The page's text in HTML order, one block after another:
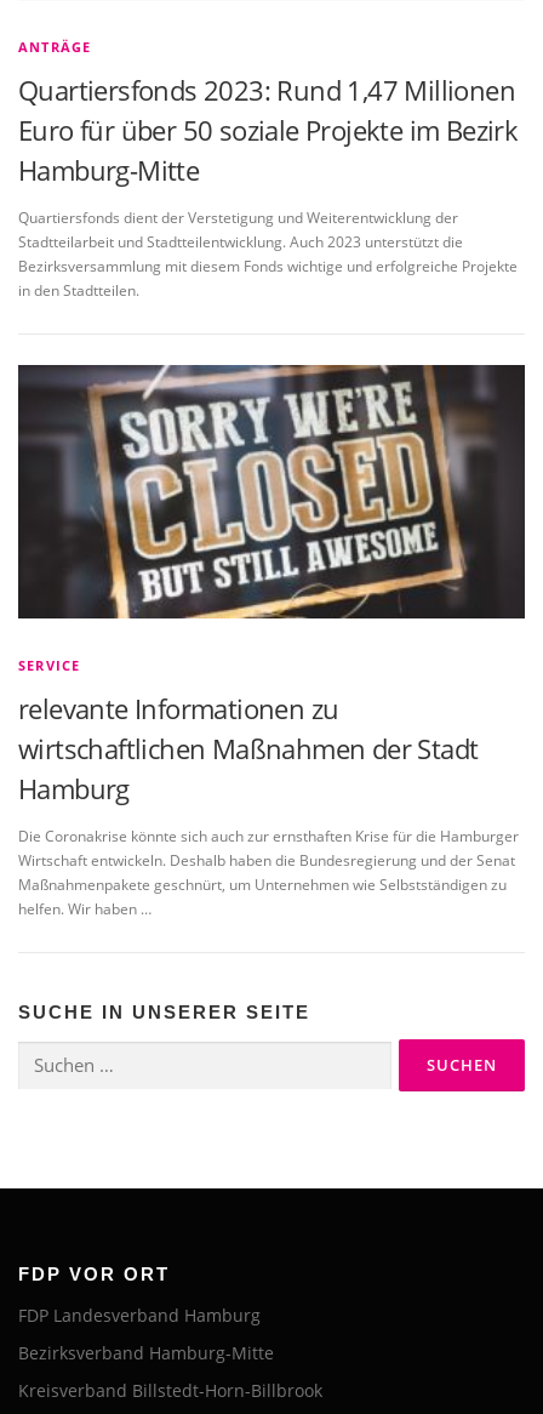
ANTRÄGE
Quartiersfonds 2023: Rund 1,47 Millionen
Euro für über 50 soziale Projekte im Bezirk
Hamburg-Mitte
Quartiersfonds dient der Verstetigung und Weiterentwicklung der
Stadtteilarbeit und Stadtteilentwicklung. Auch 2023 unterstützt die
Bezirksversammlung mit diesem Fonds wichtige und erfolgreiche Projekte
in den Stadtteilen.
SERVICE
relevante Informationen zu
wirtschaftlichen Maßnahmen der Stadt
Hamburg
Die Coronakrise könnte sich auch zur ernsthaften Krise für die Hamburger
Wirtschaft entwickeln. Deshalb haben die Bundesregierung und der Senat
Maßnahmenpakete geschnürt, um Unternehmen wie Selbstständigen zu
helfen. Wir haben …
SUCHE IN UNSERER SEITE
nach:
FDP VOR ORT
FDP Landesverband Hamburg
Bezirksverband Hamburg-Mitte
Kreisverband Billstedt-Horn-Billbrook